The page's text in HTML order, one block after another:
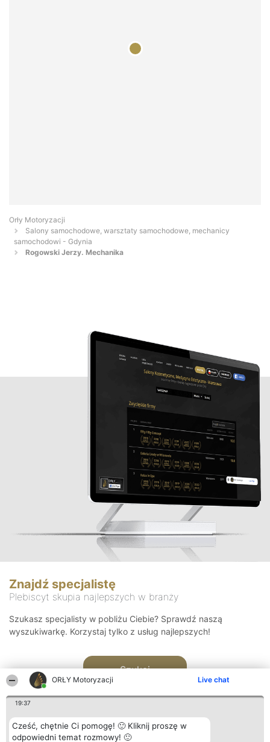
ORŁY Motoryzacji Live chat
19:37
Cześć, chętnie Ci pomogę! 🙂 Kliknij proszę w
odpowiedni temat rozmowy! 🙂
Orły Motoryzacji
Salony samochodowe, warsztaty samochodowe, mechanicy
samochodowi - Gdynia
Rogowski Jerzy. Mechanika
Znajdź specjalistę
Plebiscyt skupia najlepszych w branży
Szukasz specjalisty w pobliżu Ciebie? Sprawdź naszą
wyszukiwarkę. Korzystaj tylko z usług najlepszych!
Szukaj